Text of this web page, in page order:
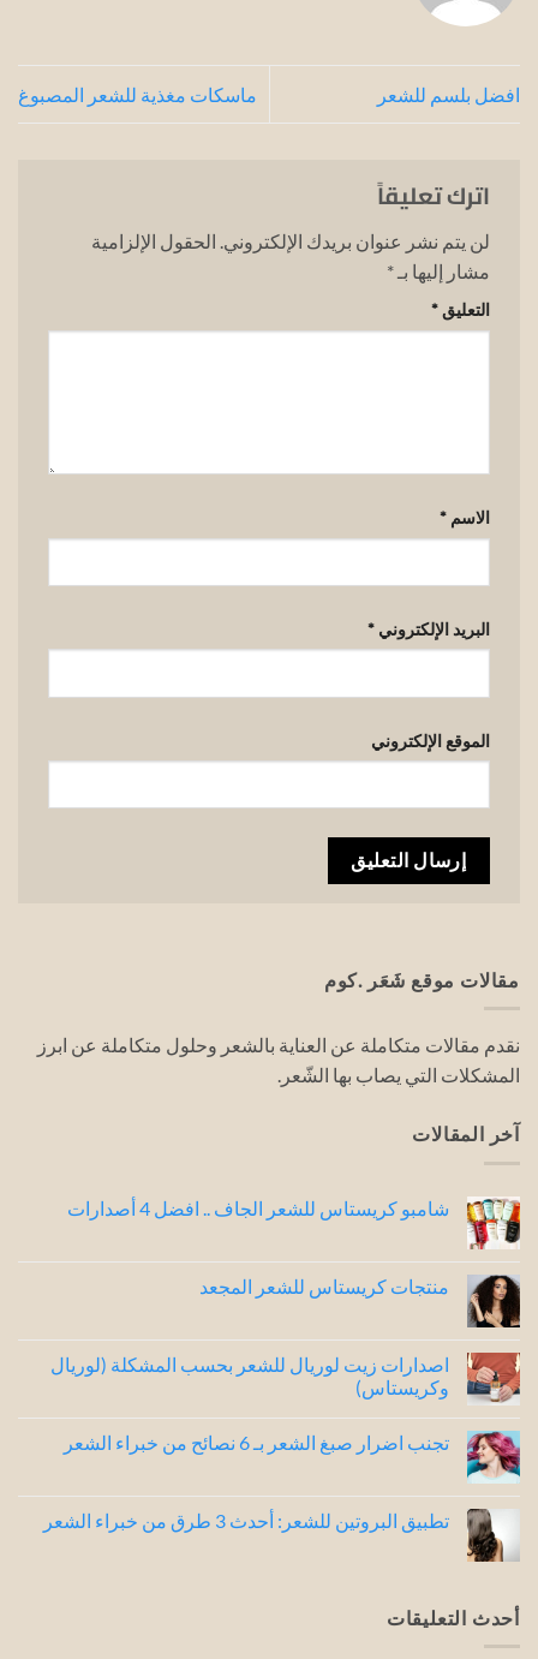
افضل بلسم للشعر ماسكات مغذية للشعر المصبوغ
اترك تعليقاً
لن يتم نشر عنوان بريدك الإلكتروني. الحقول الإلزامية
مشار إليها بـ*
التعليق *
الاسم *
البريد الإلكتروني *
الموقع الإلكتروني
مقالات موقع شَعَر .كوم
نقدم مقالات متكاملة عن العناية بالشعر وحلول متكاملة عن ابرز
المشكلات التي يصاب بها الشّعر.
آخر المقالات
شامبو كريستاس للشعر الجاف .. افضل 4 أصدارات
تعليقات
شامبو
الجاف
..
افضل
4
أصدارات
منتجات كريستاس للشعر المجعد
تعليقات
على
منتجات
كريستاس
للشعر
المجعد
اصدارات زيت لوريال للشعر بحسب المشكلة (لوريال
وكريستاس)
تعليقات
على
للشعر
بحسب
تجنب اضرار صبغ الشعر بـ 6 نصائح من خبراء الشعر
تعليقات
على
تجنب
نصائح
تطبيق البروتين للشعر: أحدث 3 طرق من خبراء الشعر
تطبيق
البروتين
أحدث التعليقات